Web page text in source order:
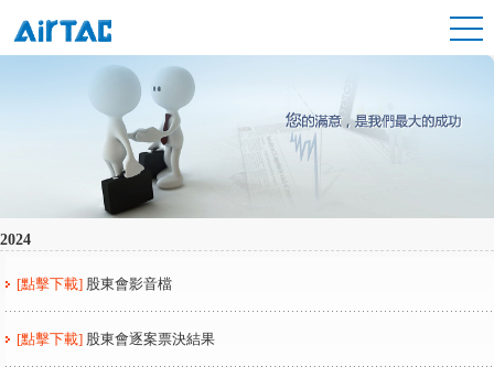
2024
[點擊下載] 股東會影音檔
[點擊下載] 股東會逐案票決結果